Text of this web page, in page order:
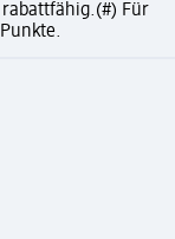
(#) Für